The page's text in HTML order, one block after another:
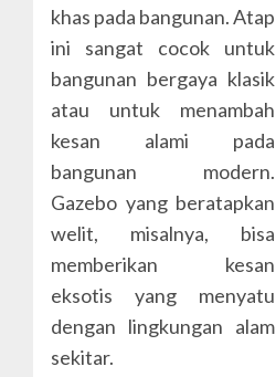
khas pada bangunan. Atap
ini sangat cocok untuk
bangunan bergaya klasik
atau untuk menambah
kesan alami pada
bangunan modern.
Gazebo yang beratapkan
welit, misalnya, bisa
memberikan kesan
eksotis yang menyatu
dengan lingkungan alam
sekitar.